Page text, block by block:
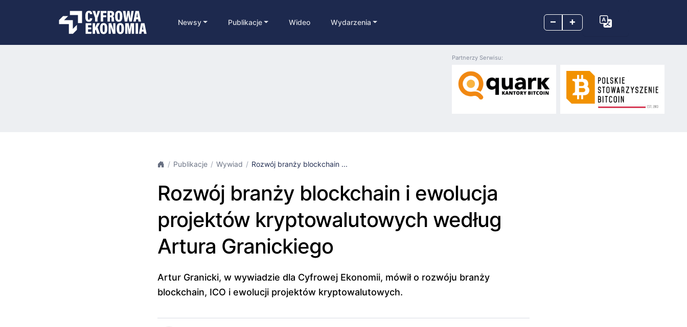
– +
Newsy Publikacje Wideo Wydarzenia
Partnerzy Serwisu:
Publikacje Wywiad Rozwój branży blockchain ...
Rozwój branży blockchain i ewolucja
projektów kryptowalutowych według
Artura Granickiego
Artur Granicki, w wywiadzie dla Cyfrowej Ekonomii, mówił o rozwóju branży
blockchain, ICO i ewolucji projektów kryptowalutowych.